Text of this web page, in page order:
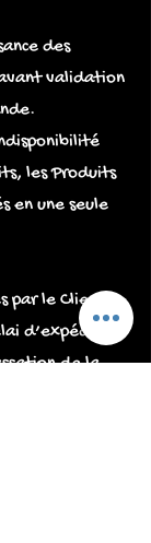
des
validation
les Produits
en une seule
par le Client
d’expédition
de la